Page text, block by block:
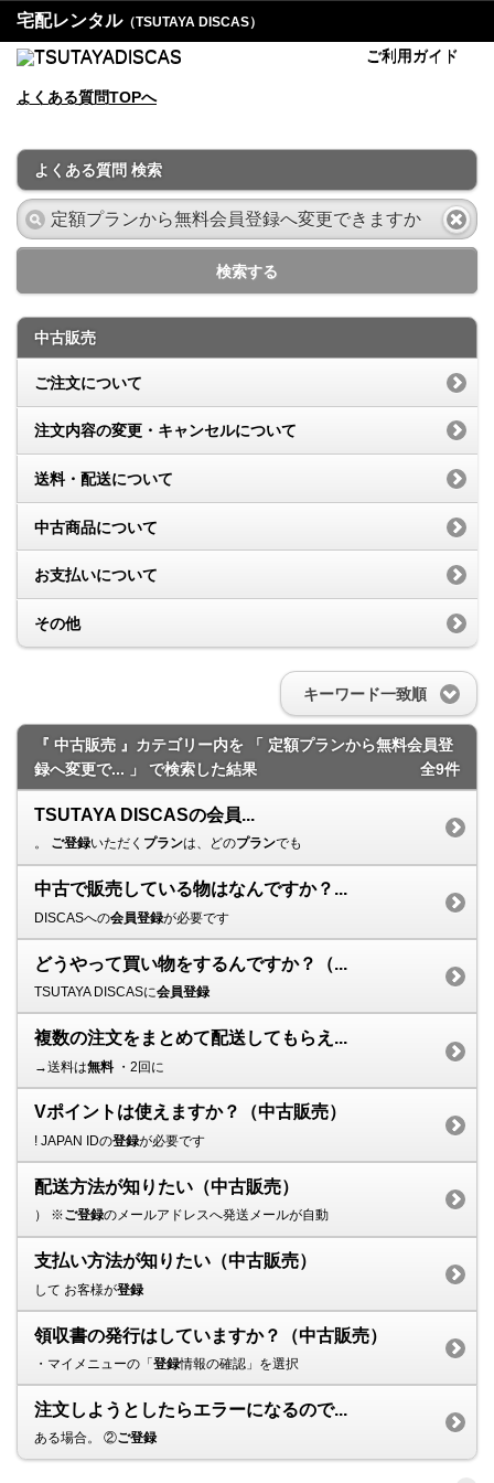
宅配レンタル（TSUTAYA DISCAS）
ご利用ガイド
よくある質問TOPへ
よくある質問 検索
検索する
中古販売
ご注文について
注文内容の変更・キャンセルについて
送料・配送について
中古商品について
お支払いについて
その他
キーワード一致順
『 中古販売 』カテゴリー内を 「 定額プランから無料会員登
録へ変更で... 」 で検索した結果
全9件
TSUTAYA DISCASの会員...
。 ご登録いただく プランは、どのプランでも
中古で販売している物はなんですか？...
DISCASへの会員登録が必要です
どうやって買い物をするんですか？（...
TSUTAYA DISCASに会員登録
複数の注文をまとめて配送してもらえ...
→送料は無料・2回に
Vポイントは使えますか？（中古販売）
! JAPAN IDの登録が必要です
配送方法が知りたい（中古販売）
） ※ご登録のメールアドレスへ発送メールが自動
支払い方法が知りたい（中古販売）
して お客様が登録
領収書の発行はしていますか？（中古販売）
・マイメニューの「 登録情報の確認」を選択
注文しようとしたらエラーになるので...
ある場合。 ②ご登録